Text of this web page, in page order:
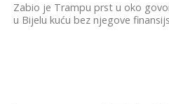
Zabio je Trampu prst u oko
u Bijelu kuću bez njegove